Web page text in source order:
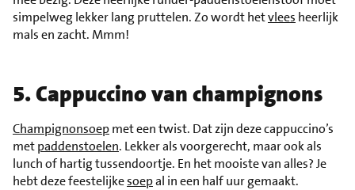
simpelweg lekker lang pruttelen. Zo wordt hetvlees heerlijk
mals en zacht. Mmm!
5. Cappuccino van champignons
Champignonsoepmet een twist. Dat zijn deze cappuccino’s
metpaddenstoelen. Lekker als voorgerecht, maar ook als
lunch of hartig tussendoortje. En het mooiste van alles? Je
hebt deze feestelijkesoepal in een half uur gemaakt.